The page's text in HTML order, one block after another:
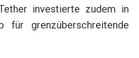
investierte zudem in
für grenzüberschreitende